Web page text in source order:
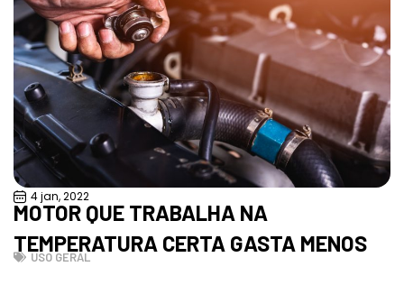
4 jan, 2022
MOTOR QUE TRABALHA NA
TEMPERATURA CERTA GASTA MENOS
USO GERAL